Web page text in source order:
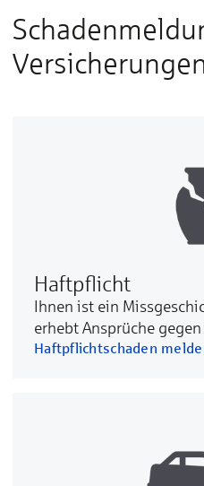
Haftpflicht
Ih­nen ist ein
er­hebt An­sprü­che ge­gen
Haftpflichtschaden